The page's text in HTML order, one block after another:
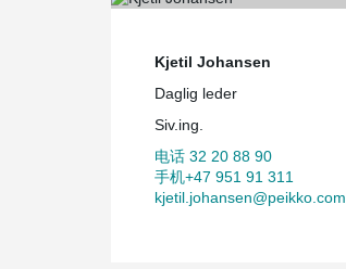
Kjetil Johansen
Daglig leder
Siv.ing.
电话 32 20 88 90
手机+47 951 91 311
kjetil.johansen@peikko.com